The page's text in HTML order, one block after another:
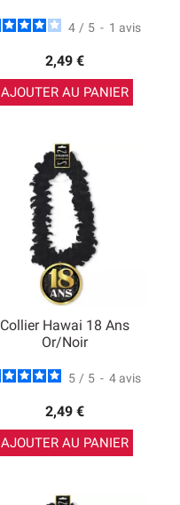
4 / 5 - 1 avis
2,49 €
AJOUTER AU PANIER
Collier Hawai 18 Ans
Or/Noir
5 / 5 - 4 avis
2,49 €
AJOUTER AU PANIER